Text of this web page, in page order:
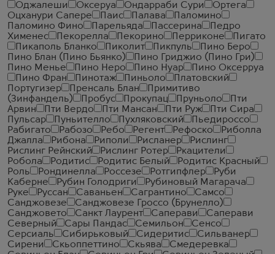
Оджалеши Оксеруа Ондарраби Сури
Ортега
Оцханури Сапере
Паис Палава
Паломино
Паломино Фино
Парельяда Пассерина
Педро
Хименес
Пекорелла Пекорино Перриконе
Пигато
Пикаполь Бланко
Пиколит Пикпуль
Пино Беро
Пино Блан (Пино Бьянко)
Пино Гриджио (Пино Гри)
Пино Менье
Пино Неро Пино Нуар
Пино Оксерруа
Пино Фран
Пинотаж Пиньоло
Платовский
Португизер
Пренсаль Блан
Примитиво
(Зинфандель)
Пробус Прокупац Пруньоло
Пти
Арвин
Пти Вердо Пти Мансан Пти Руж
Пти Сира
Пульсар
Пуньителло Пухляковский
Пьедироссо
Рабигато
Рабозо Ребо Регент Рефоско
Риболла
Джалла
Рибона Риполи Рисланер
Рислинг
Рислинг Рейнский
Рислинг Ротер
Ркацители
Робола
Родитис Родитис Белый
Родитис Красный
Роль
Рондинелла Россезе Ротгипфлер
Руби
Каберне
Рубин Голодриги
Рубиновый Магарача
Руке
Руссан Саваньен Сагрантино
Самсо
Санджовезе
Санджовезе Гроссо (Брунелло)
Санджовето
Санкт Лаурент Саперави
Саперави
Северный
Сары Пандас Семильон
Сенсо
Серсиаль
Сибирьковый Сидеритис
Сильванер
Сирени
Скьоппеттино Скьява
Смедеревка